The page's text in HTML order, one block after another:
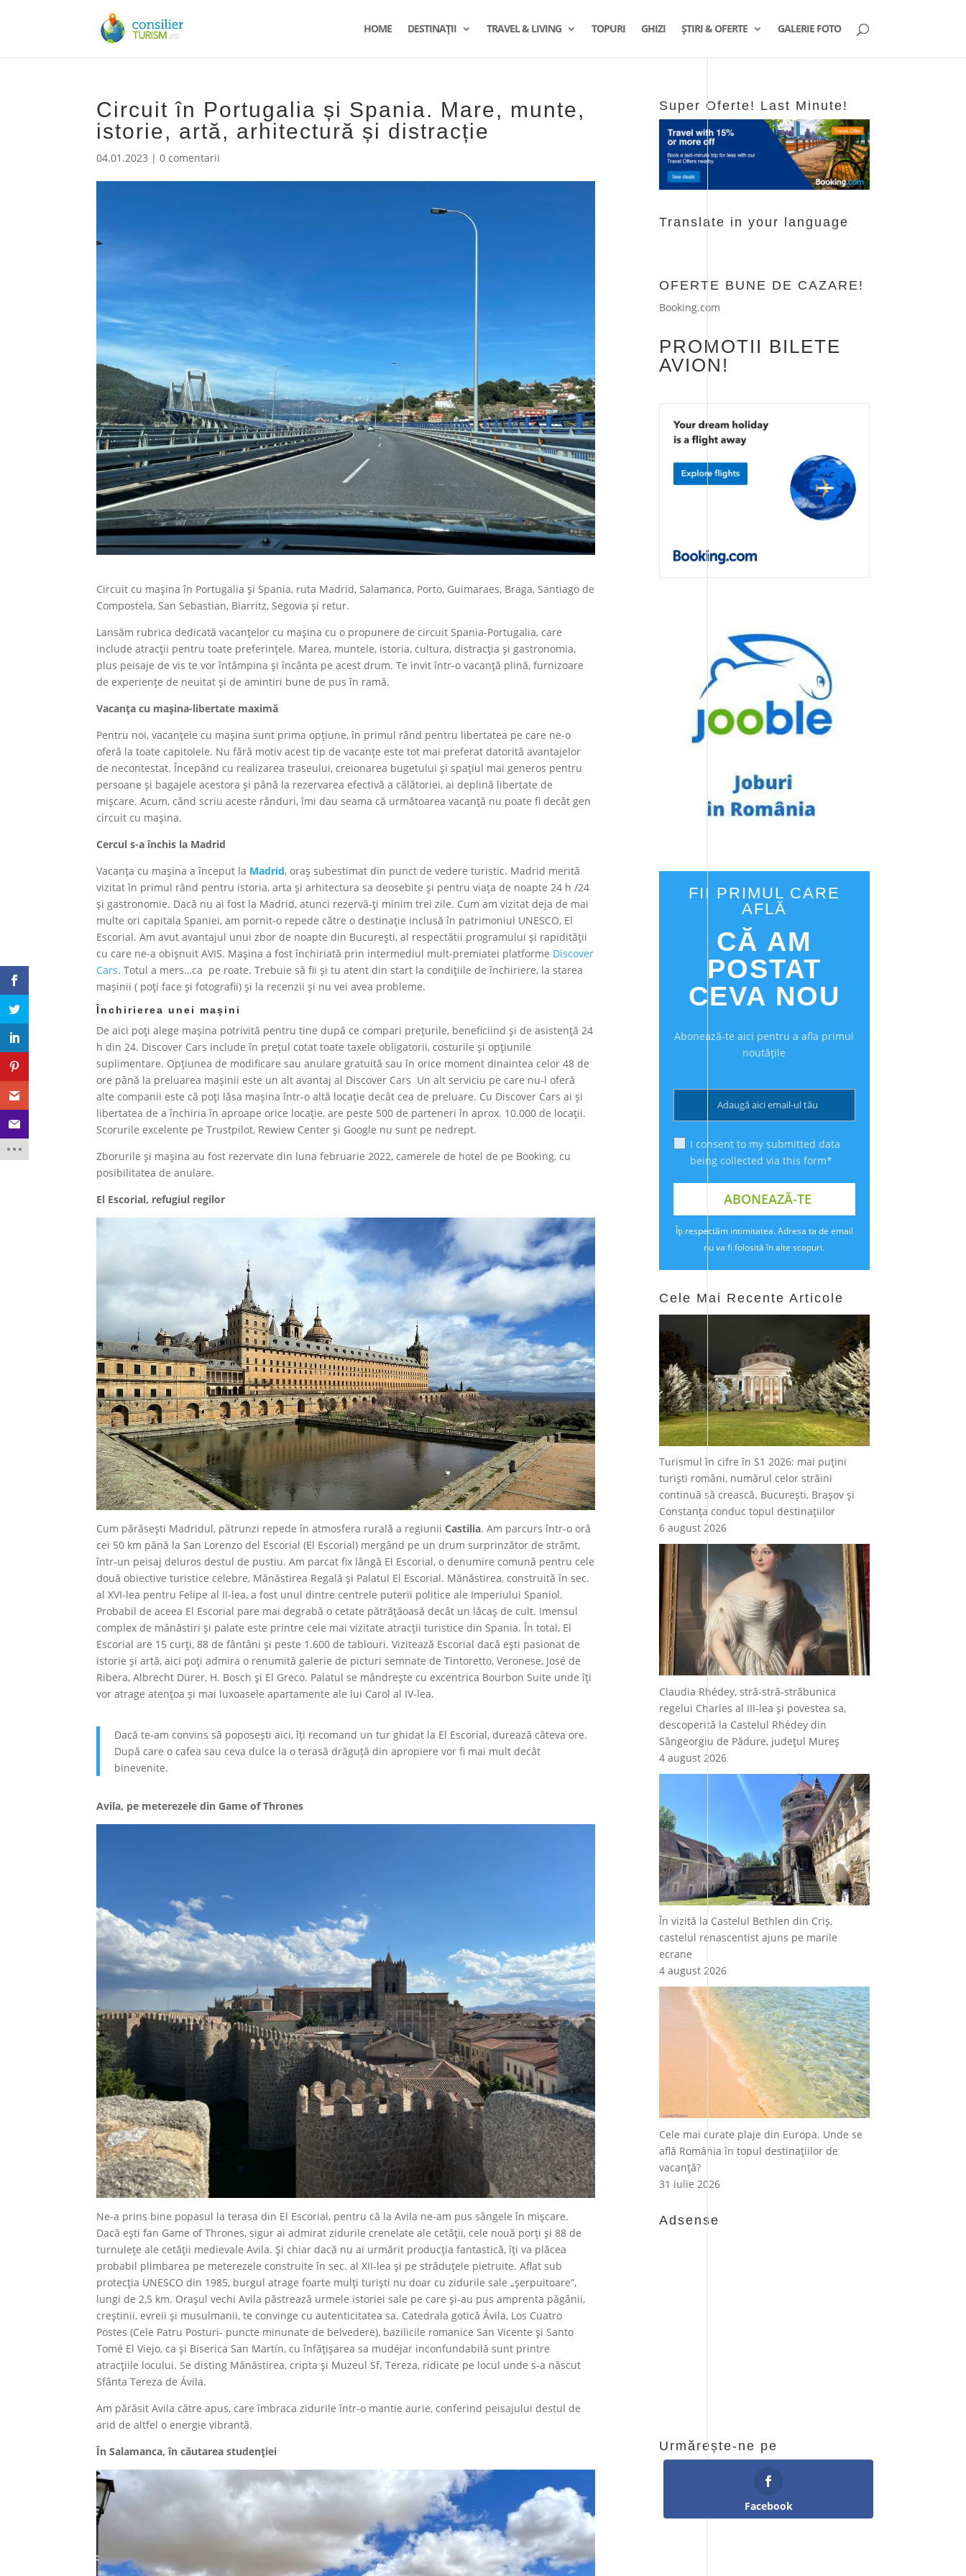
HOME DESTINAȚII TRAVEL & LIVING TOPURI GHIZI ȘTIRI & OFERTE GALERIE FOTO
Circuit în Portugalia și Spania. Mare, munte,
istorie, artă, arhitectură și distracție
04.01.2023 |0 comentarii
Circuit cu mașina în Portugalia și Spania, ruta Madrid, Salamanca, Porto, Guimaraes, Braga, Santiago de
Compostela, San Sebastian, Biarritz, Segovia și retur.
Lansăm rubrica dedicată vacanțelor cu mașina cu o propunere de circuit Spania-Portugalia, care
include atracții pentru toate preferințele. Marea, muntele, istoria, cultura, distracția și gastronomia,
plus peisaje de vis te vor întâmpina și încânta pe acest drum. Te invit într-o vacanță plină, furnizoare
de experiențe de neuitat și de amintiri bune de pus în ramă.
Vacanța cu mașina-libertate maximă
Pentru noi, vacanțele cu mașina sunt prima opțiune, în primul rând pentru libertatea pe care ne-o
oferă la toate capitolele. Nu fără motiv acest tip de vacanțe este tot mai preferat datorită avantajelor
de necontestat. Începând cu realizarea traseului, creionarea bugetului și spațiul mai generos pentru
persoane și bagajele acestora și până la rezervarea efectivă a călătoriei, ai deplină libertate de
mișcare. Acum, când scriu aceste rânduri, îmi dau seama că următoarea vacanță nu poate fi decât gen
circuit cu mașina.
Cercul s-a închis la Madrid
Vacanța cu mașina a început la Madrid, oraș subestimat din punct de vedere turistic. Madrid merită
vizitat în primul rând pentru istoria, arta și arhitectura sa deosebite și pentru viața de noapte 24 h /24
și gastronomie. Dacă nu ai fost la Madrid, atunci rezervă-ți minim trei zile. Cum am vizitat deja de mai
multe ori capitala Spaniei, am pornit-o repede către o destinație inclusă în patrimoniul UNESCO, El
Escorial. Am avut avantajul unui zbor de noapte din București, al respectătii programului și rapidității
cu care ne-a obișnuit AVIS. Mașina a fost închiriată prin intermediul mult-premiatei platforme Discover
Cars. Totul a mers…ca pe roate. Trebuie să fii și tu atent din start la condițiile de închiriere, la starea
mașinii ( poți face și fotografii) și la recenzii și nu vei avea probleme.
Închirierea unei mașini
De aici poți alege mașina potrivită pentru tine după ce compari prețurile, beneficiind și de asistență 24
h din 24. Discover Cars include în prețul cotat toate taxele obligatorii, costurile și opțiunile
suplimentare. Opțiunea de modificare sau anulare gratuită sau în orice moment dinaintea celor 48 de
ore până la preluarea mașinii este un alt avantaj al Discover Cars Un alt serviciu pe care nu-l oferă
alte companii este că poți lăsa mașina într-o altă locație decât cea de preluare. Cu Discover Cars ai și
libertatea de a închiria în aproape orice locație, are peste 500 de parteneri în aprox. 10.000 de locații.
Scorurile excelente pe Trustpilot, Rewiew Center și Google nu sunt pe nedrept.
Zborurile și mașina au fost rezervate din luna februarie 2022, camerele de hotel de pe Booking, cu
posibilitatea de anulare.
El Escorial, refugiul regilor
Cum părăsești Madridul, pătrunzi repede în atmosfera rurală a regiuniiCastilia. Am parcurs într-o oră
cei 50 km până la San Lorenzo del Escorial (El Escorial) mergând pe un drum surprinzător de strâmt,
într-un peisaj deluros destul de pustiu. Am parcat fix lângă El Escorial, o denumire comună pentru cele
două obiective turistice celebre, Mănăstirea Regală și Palatul El Escorial. Mănăstirea, construită în sec.
al XVI-lea pentru Felipe al II-lea, a fost unul dintre centrele puterii politice ale Imperiului Spaniol.
Probabil de aceea El Escorial pare mai degrabă o cetate pătrățăoasă decât un lăcaș de cult. Imensul
complex de mănăstiri și palate este printre cele mai vizitate atracții turistice din Spania. În total, El
Escorial are 15 curți, 88 de fântâni și peste 1.600 de tablouri. Vizitează Escorial dacă ești pasionat de
istorie și artă, aici poți admira o renumită galerie de picturi semnate de Tintoretto, Veronese, José de
Ribera, Albrecht Dürer, H. Bosch și El Greco. Palatul se mândrește cu excentrica Bourbon Suite unde îți
vor atrage atențoa și mai luxoasele apartamente ale lui Carol al IV-lea.
Dacă te-am convins să poposești aici, îți recomand un tur ghidat la El Escorial, durează câteva ore.
După care o cafea sau ceva dulce la o terasă drăguță din apropiere vor fi mai mult decât
binevenite.
Avila, pe meterezele din Game of Thrones
Ne-a prins bine popasul la terasa din El Escorial, pentru că la Avila ne-am pus sângele în mișcare.
Dacă ești fan Game of Thrones, sigur ai admirat zidurile crenelate ale cetății, cele nouă porți și 88 de
turnulețe ale cetății medievale Avila. Și chiar dacă nu ai urmărit producția fantastică, îți va plăcea
probabil plimbarea pe meterezele construite în sec. al XII-lea și pe străduțele pietruite. Aflat sub
protecția UNESCO din 1985, burgul atrage foarte mulți turiști nu doar cu zidurile sale „șerpuitoare”,
lungi de 2,5 km. Orașul vechi Avila păstrează urmele istoriei sale pe care și-au pus amprenta păgânii,
creștinii, evreii și musulmanii, te convinge cu autenticitatea sa. Catedrala gotică Ávila, Los Cuatro
Postes (Cele Patru Posturi- puncte minunate de belvedere), bazilicile romanice San Vicente și Santo
Tomé El Viejo, ca și Biserica San Martín, cu înfățișarea sa mudéjar inconfundabilă sunt printre
atracțiile locului. Se disting Mănăstirea, cripta și Muzeul Sf. Tereza, ridicate pe locul unde s-a născut
Sfânta Tereza de Ávila.
Am părăsit Avila către apus, care îmbraca zidurile într-o mantie aurie, conferind peisajului destul de
arid de altfel o energie vibrantă.
În Salamanca, în căutarea studenției
Super Oferte! Last Minute!
Translate in your language
OFERTE BUNE DE CAZARE!
Booking.com
PROMOTII BILETE
AVION!
FII PRIMUL CARE
AFLĂ
CĂ AM
POSTAT
CEVA NOU
Abonează-te aici pentru a afla primul
noutățile
I consent to my submitted data
being collected via this form*
Îți respectăm intimitatea. Adresa ta de email
nu va fi folosită în alte scopuri.
Cele Mai Recente Articole
Turismul în cifre în S1 2026: mai puțini
turiști români, numărul celor străini
continuă să crească. București, Brașov și
Constanța conduc topul destinațiilor
6 august 2026
Claudia Rhédey, stră-stră-străbunica
regelui Charles al III-lea și povestea sa,
descoperită la Castelul Rhédey din
Sângeorgiu de Pădure, județul Mureș
4 august 2026
În vizită la Castelul Bethlen din Criș,
castelul renascentist ajuns pe marile
ecrane
4 august 2026
Cele mai curate plaje din Europa. Unde se
află România în topul destinațiilor de
vacanță?
31 iulie 2026
Adsense
Urmărește-ne pe
Facebook